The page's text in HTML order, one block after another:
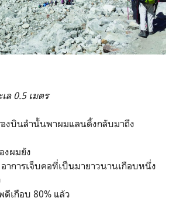
ล 0.5 เมตร
งบินลำนั้นพาผมแลนดิ้งกลับมาถึง
งผมยัง
าการเจ็บคอที่เป็นมายาวนานเกือบหนึ่ง
เกือบ 80% แล้ว